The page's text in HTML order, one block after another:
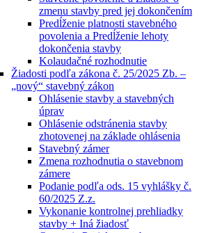
zmenu stavby pred jej dokončením
Predĺženie platnosti stavebného
povolenia a Predĺženie lehoty
dokončenia stavby
Kolaudačné rozhodnutie
Žiadosti podľa zákona č. 25/2025 Zb. –
„nový“ stavebný zákon
Ohlásenie stavby a stavebných
úprav
Ohlásenie odstránenia stavby
zhotovenej na základe ohlásenia
Stavebný zámer
Zmena rozhodnutia o stavebnom
zámere
Podanie podľa ods. 15 vyhlášky č.
60/2025 Z.z.
Vykonanie kontrolnej prehliadky
stavby + Iná žiadosť